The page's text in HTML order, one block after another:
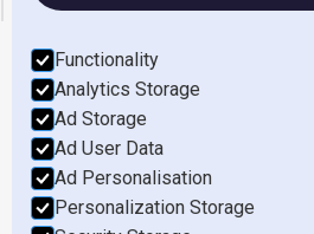
Functionality
Analytics Storage
Ad Storage
Ad User Data
Ad Personalisation
Personalization Storage
Werken Bij
Privacyverklaring
Terms of Service